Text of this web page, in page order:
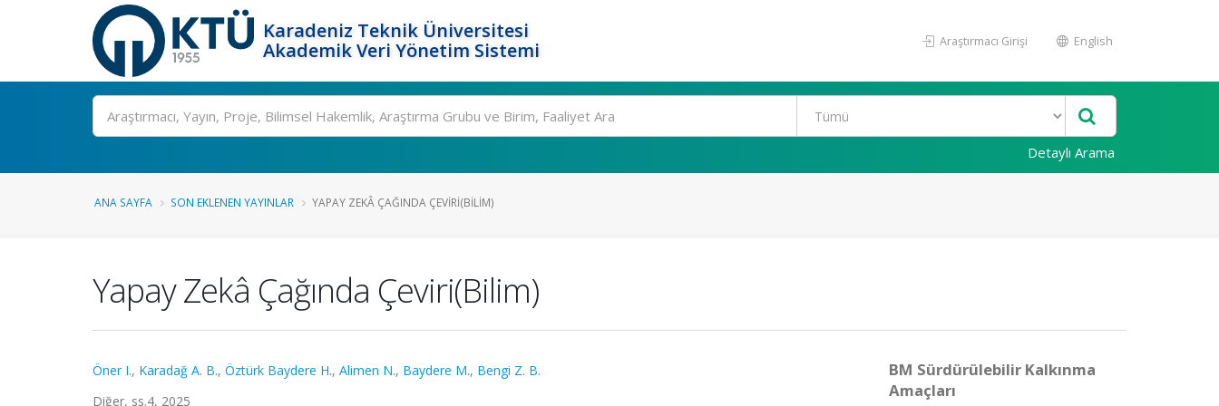
Karadeniz Teknik Üniversitesi
Akademik Veri Yönetim Sistemi
Araştırmacı Girişi English
Ara
Detaylı Arama
ANA SAYFA SON EKLENEN YAYINLAR YAPAY ZEKÂ ÇAĞINDA ÇEVIRI(BILIM)
Yapay Zekâ Çağında Çeviri(Bilim)
Öner I., Karadağ A. B., Öztürk Baydere H., Alimen N., Baydere M., Bengi Z. B.
Diğer, ss.4, 2025
BM Sürdürülebilir Kalkınma
Amaçları